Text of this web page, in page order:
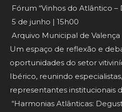
Fórum “Vinhos do Atlântico –
5 de junho | 15h00
Arquivo Municipal de Valença
Um espaço de reflexão e
oportunidades do setor
Ibérico, reunindo
representantes institucionais
“Harmonias Atlânticas: